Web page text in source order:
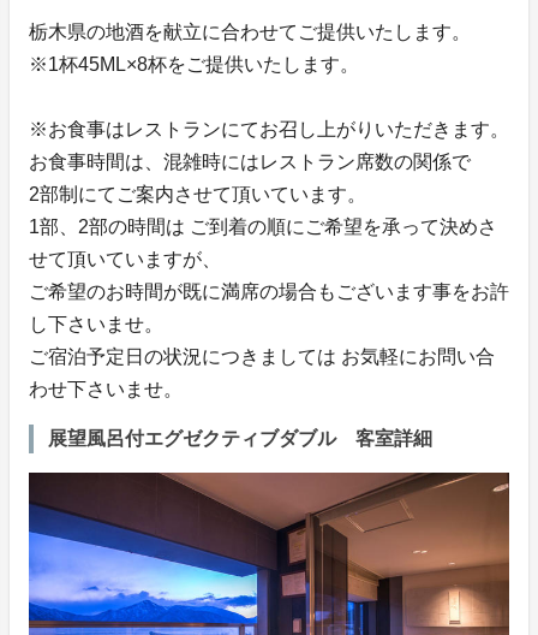
栃木県の地酒を献立に合わせてご提供いたします。
※1杯45ML×8杯をご提供いたします。
※お食事はレストランにてお召し上がりいただきます。
お食事時間は、混雑時にはレストラン席数の関係で
2部制にてご案内させて頂いています。
1部、2部の時間は ご到着の順にご希望を承って決めさ
せて頂いていますが、
ご希望のお時間が既に満席の場合もございます事をお許
し下さいませ。
ご宿泊予定日の状況につきましては お気軽にお問い合
わせ下さいませ。
展望風呂付エグゼクティブダブル 客室詳細